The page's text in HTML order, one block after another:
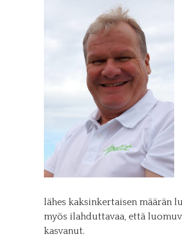
lähes kaksinkertaisen määrän
myös ilahduttavaa, että
kasvanut.